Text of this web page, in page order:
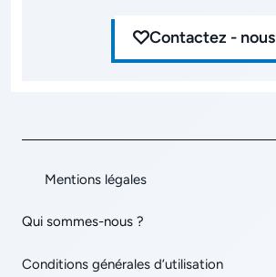
Contactez - nous
Mentions légales
Qui sommes-nous ?
Conditions générales d’utilisation